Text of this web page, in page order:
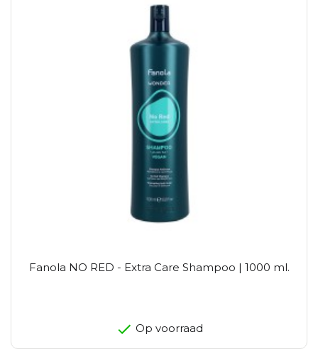
Fanola NO RED - Extra Care Shampoo | 1000 ml.
Op voorraad